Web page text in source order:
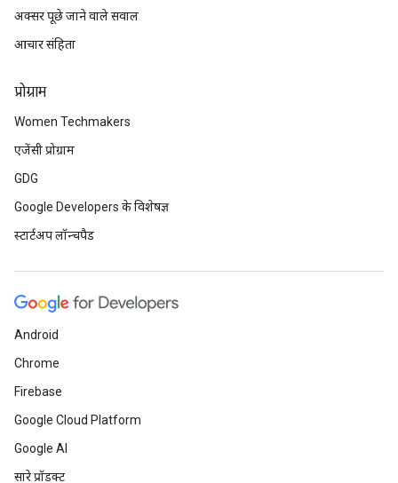
अक्सर पूछे जाने वाले सवाल
आचार संहिता
प्रोग्राम
Women Techmakers
एजेंसी प्रोग्राम
GDG
Google Developers के विशेषज्ञ
स्टार्टअप लॉन्चपैड
Android
Chrome
Firebase
Google Cloud Platform
Google AI
सारे प्रॉडक्ट